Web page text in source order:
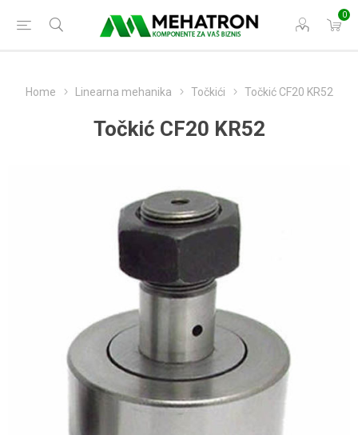
0
Home Linearna mehanika Točkići Točkić CF20 KR52
Točkić CF20 KR52